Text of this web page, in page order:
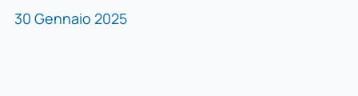
30 Gennaio 2025